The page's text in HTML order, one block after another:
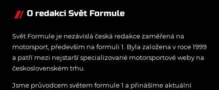
O redakci Svět Formule
Svět Formule je nezávislá česká redakce zaměřená na
motorsport, především na formuli 1. Byla založena v roce 1999
a patří mezi nejstarší specializované motorsportové weby na
československém trhu.
Jsme průvodcem světem formule 1 a přinášíme aktuální